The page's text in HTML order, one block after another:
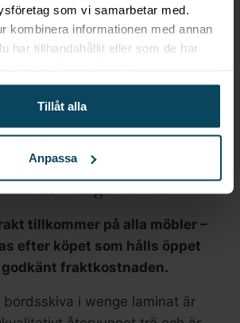
som vi samarbetar med.
kombinera informationen med annan
har tillhandahållit eller som de har
Tillåt alla
Anpassa
KÖP
Wenge 60×68
tillkommer på alla möbler –
efter köpet som hålls öppet
fraktkostnaden.
bordsskiva i wenge laminat är